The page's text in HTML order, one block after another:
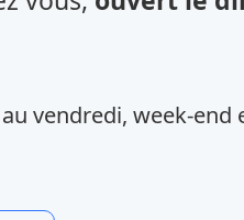
vendredi, week-